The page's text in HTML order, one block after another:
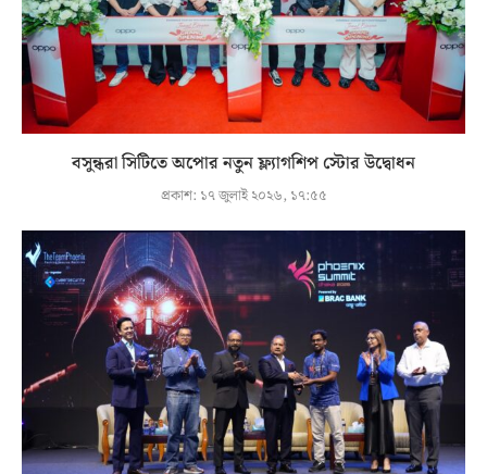
বসুন্ধরা সিটিতে অপোর নতুন ফ্ল্যাগশিপ স্টোর উদ্বোধন
প্রকাশ: ১৭ জুলাই ২০২৬, ১৭:৫৫